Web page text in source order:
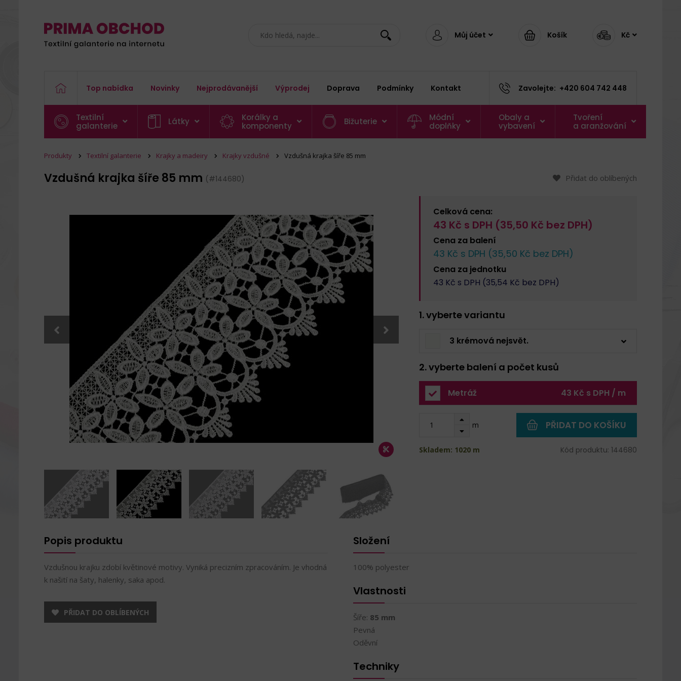
Můj účet Košík Kč
Top nabídka Novinky Nejprodávanější Výprodej Doprava Podmínky Kontakt Zavolejte: +420 604 742 448
Textilní
galanterie
Látky
Korálky a
komponenty
Bižuterie
Módní
doplňky
Obaly a
vybavení
Tvoření
a aranžování
Produkty Textilní galanterie Krajky a madeiry Krajky vzdušné Vzdušná krajka šíře 85 mm
Vzdušná krajka šíře 85 mm (#144680) Přidat do oblíbených
Celková cena:
43 Kč s DPH (35,50 Kč bez DPH)
Cena za balení
43 Kč s DPH (35,50 Kč bez DPH)
Cena za jednotku
43 Kč s DPH (35,54 Kč bez DPH)
1. vyberte variantu
3 krémová nejsvět.
2. vyberte balení a počet kusů
Metráž 43 Kč s DPH / m
m PŘIDAT DO KOŠÍKU
Skladem: 1020 m Kód produktu: 144680
Popis produktu
Vzdušnou krajku zdobí květinové motivy. Vyniká precizním zpracováním. Je vhodná
k našití na šaty, halenky, saka apod.
PŘIDAT DO OBLÍBENÝCH
Složení
100% polyester
Vlastnosti
Šíře: 85 mm
Pevná
Oděvní
Techniky